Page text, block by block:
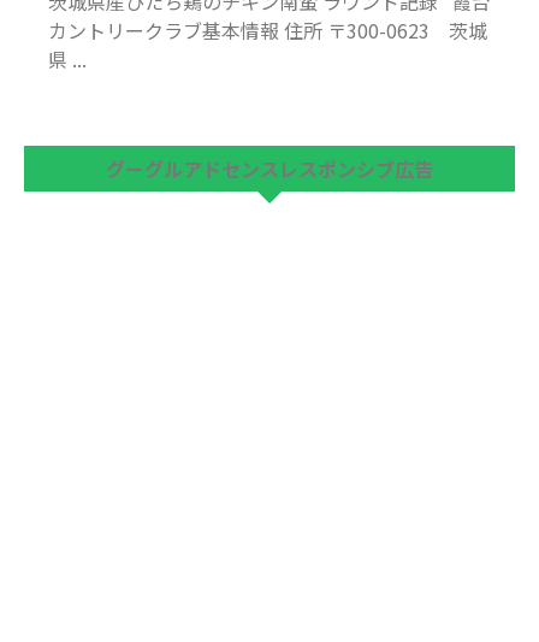
カントリークラブ基本情報 住所 〒300-0623 茨城
県 ...
グーグルアドセンスレスポンシブ広告